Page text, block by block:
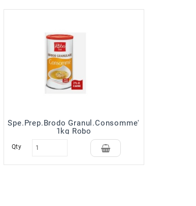
Spe.Prep.Brodo Granul.Consomme'
1kg Robo
Qty